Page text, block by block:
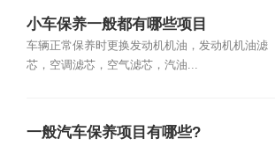
小车保养一般都有哪些项目
车辆正常保养时更换发动机机油，发动机机油滤
芯，空调滤芯，空气滤芯，汽油...
一般汽车保养项目有哪些?